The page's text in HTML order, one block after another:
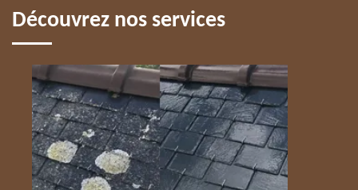
Découvrez nos services